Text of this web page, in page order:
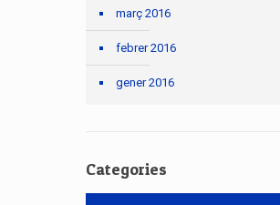
març 2016
febrer 2016
gener 2016
Categories